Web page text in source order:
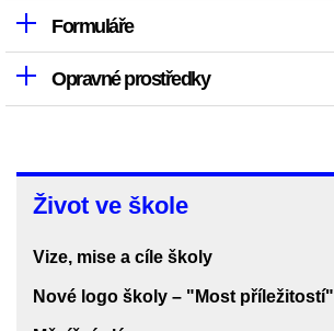
Život
ve
škole
Život ve škole
Vize, mise a cíle školy
Nové logo školy – "Most příležitostí"
Formuláře
Opravné prostředky